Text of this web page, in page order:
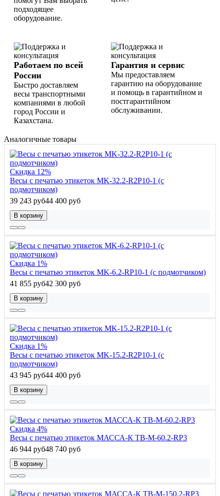
подходящее
оборудование.
Работаем по всей
России
Быстро доставляем
весы транспортными
компаниями в любой
город России и
Казахстана.
Гарантия и сервис
Мы предоставляем
гарантию на оборудование
и помощь в гарантийном и
постгарантийном
обслуживании.
Аналогичные товары
Скидка 12%
Весы с печатью этикеток MK-32.2-R2P10-1 (с
подмотчиком)
39 243 руб44 400 руб
В корзину
Скидка 1%
Весы с печатью этикеток MK-6.2-RP10-1 (с подмотчиком)
41 855 руб42 300 руб
В корзину
Скидка 1%
Весы с печатью этикеток MK-15.2-R2P10-1 (с
подмотчиком)
43 945 руб44 400 руб
В корзину
Скидка 4%
Весы с печатью этикеток МАССА-К ТВ-M-60.2-RP3
46 944 руб48 740 руб
В корзину